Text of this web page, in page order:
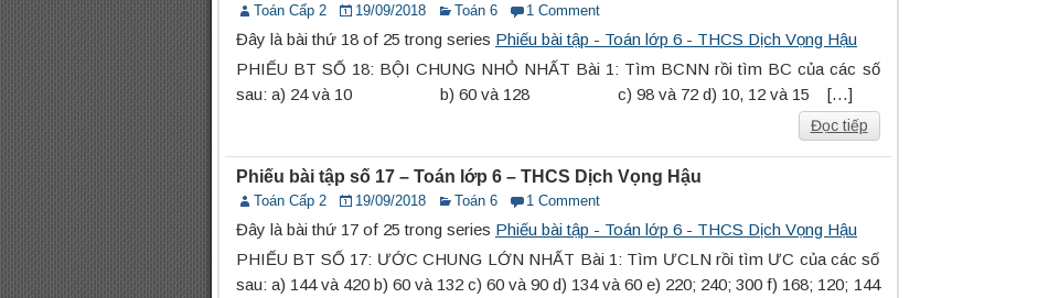
Toán Cấp 2 19/09/2018 Toán 6 1 Comment
Đây là bài thứ 18 of 25 trong series Phiếu bài tập - Toán lớp 6 - THCS Dịch Vọng Hậu
PHIẾU BT SỐ 18: BỘI CHUNG NHỎ NHẤT Bài 1: Tìm BCNN rồi tìm BC của các số
sau: a) 24 và 10 b) 60 và 128 c) 98 và 72 d) 10, 12 và 15 […]
Đọc tiếp
Phiếu bài tập số 17 – Toán lớp 6 – THCS Dịch Vọng Hậu
Toán Cấp 2 19/09/2018 Toán 6 1 Comment
Đây là bài thứ 17 of 25 trong series Phiếu bài tập - Toán lớp 6 - THCS Dịch Vọng Hậu
PHIẾU BT SỐ 17: ƯỚC CHUNG LỚN NHẤT Bài 1: Tìm ƯCLN rồi tìm ƯC của các số
sau: a) 144 và 420 b) 60 và 132 c) 60 và 90 d) 134 và 60 e) 220; 240; 300 f) 168; 120; 144